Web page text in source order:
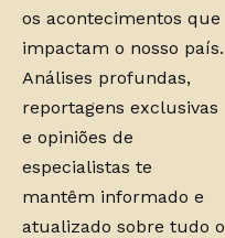
os acontecimentos que
impactam o nosso país.
Análises profundas,
reportagens exclusivas
e opiniões de
especialistas te
mantêm informado e
atualizado sobre tudo o